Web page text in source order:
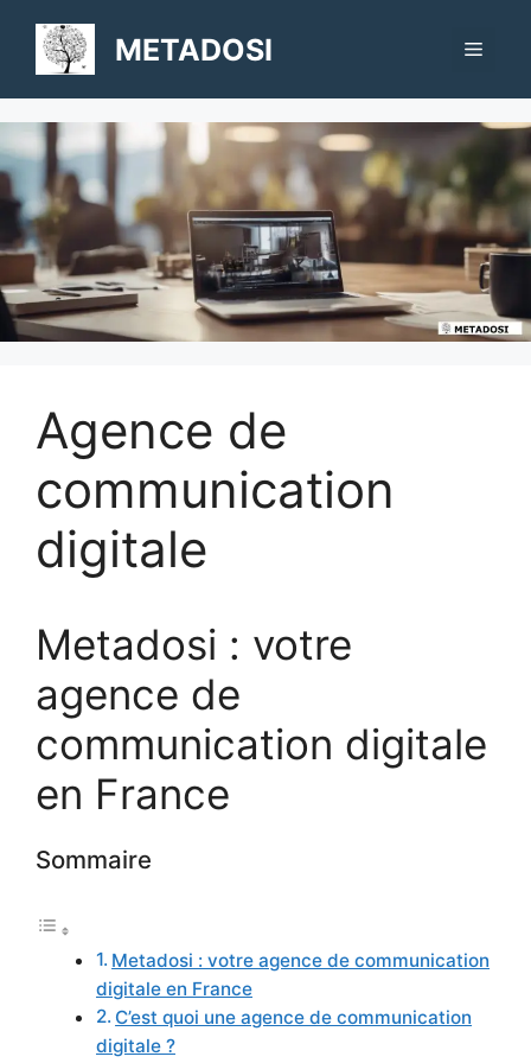
contenu
METADOSI Menu
Agence de
communication
digitale
Metadosi : votre
agence de
communication digitale
en France
Sommaire
Metadosi : votre agence de communication
digitale en France
C’est quoi une agence de communication
digitale ?